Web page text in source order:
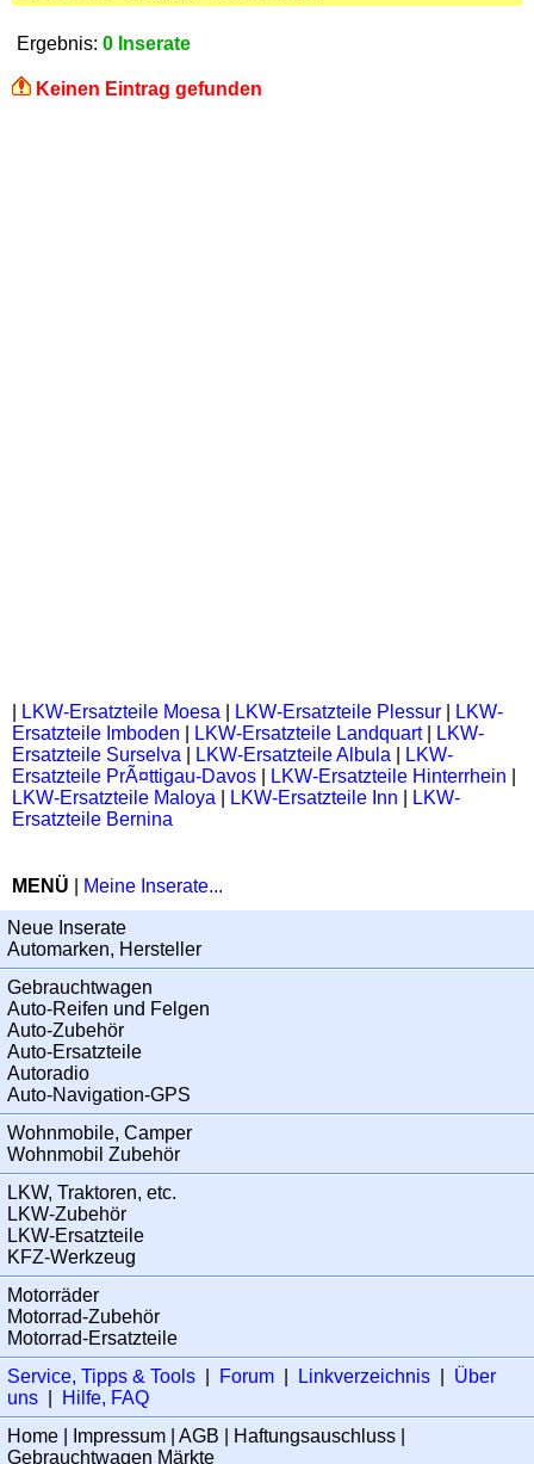
Ergebnis: 0 Inserate
Keinen Eintrag gefunden
LKW-Ersatzteile Moesa LKW-Ersatzteile Plessur
LKW-
Ersatzteile Imboden
LKW-Ersatzteile Landquart|
LKW-
Ersatzteile Surselva
LKW-Ersatzteile Albula
LKW-
Ersatzteile PrÃ¤ttigau-Davos
LKW-Ersatzteile Hinterrhein
LKW-Ersatzteile Maloya
LKW-Ersatzteile Inn
LKW-
Ersatzteile Bernina
MENÜ Meine Inserate...
Neue Inserate
Automarken, Hersteller
Gebrauchtwagen
Auto-Reifen und Felgen
Auto-Zubehör
Auto-Ersatzteile
Autoradio
Auto-Navigation-GPS
Wohnmobile, Camper
Wohnmobil Zubehör
LKW, Traktoren, etc.
LKW-Zubehör
LKW-Ersatzteile
KFZ-Werkzeug
Motorräder
Motorrad-Zubehör
Motorrad-Ersatzteile
Service, Tipps & Tools
Forum Linkverzeichnis
Über
uns
Hilfe, FAQ
Home
Impressum AGB Haftungsauschluss
Gebrauchtwagen Märkte